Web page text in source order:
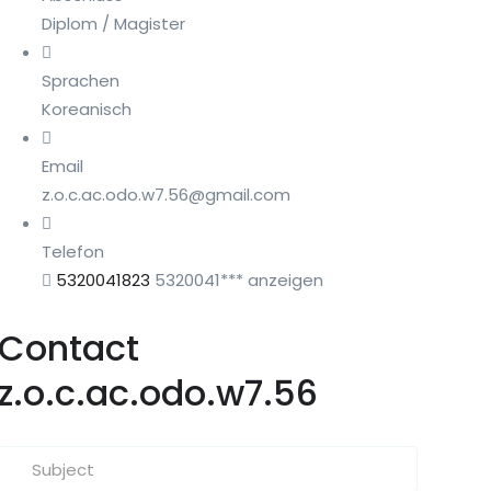
Diplom / Magister
Sprachen
Koreanisch
Email
z.o.c.ac.odo.w7.56@gmail.com
Telefon
5320041823 5320041*** anzeigen